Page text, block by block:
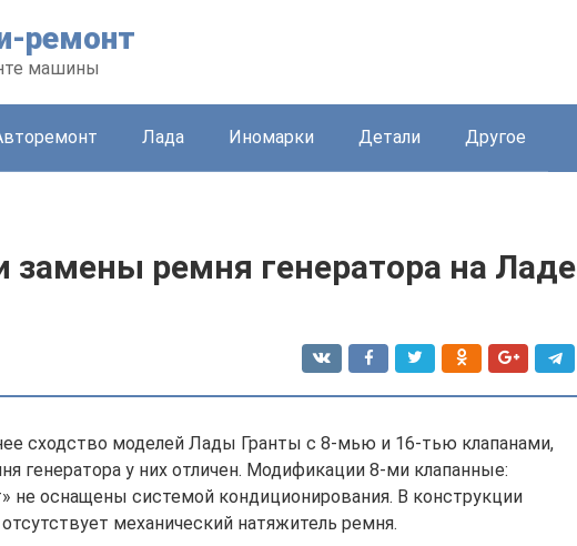
ремонт
машины
Лада Иномарки Детали Другое
замены ремня генератора на Ладе
сходство моделей Лады Гранты с 8-мью и 16-тью клапанами,
генератора у них отличен. Модификации 8-ми клапанные:
не оснащены системой кондиционирования. В конструкции
механический натяжитель ремня.